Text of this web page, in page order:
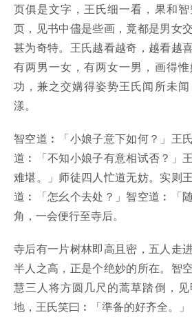
页俱是文字，王氏细一看，果和
页，见书中儘是些画，竟都是男女
甚为奇特。王氏越看越奇，越看越
有两男一女，有两女一男，画得
功，兼之交媾得姿势王氏闻所未
漾。
智空道︰「小娘子意下如何？」王
道︰「不知小娘子有意相试否？」
难堪。」师徒四人忙道无妨。实则
道︰「怎幺个去处？」智空道︰「
角，一会便行至寺后。
寺后有一片树林即高且密，五人走
半人之高，正是个绝妙的所在。智
慧三人将方圆几尺的蒿草踏倒，
地，王氏笑曰︰「準备的好齐全。」